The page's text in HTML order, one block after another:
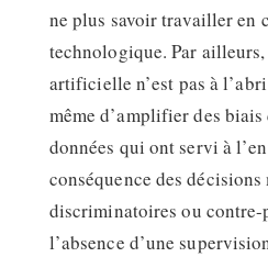
ne plus savoir travailler en
technologique. Par
artificielle n’est pas à
même d’amplifier des
données qui ont servi à
conséquence des
discriminatoires ou contre-
l’absence d’une